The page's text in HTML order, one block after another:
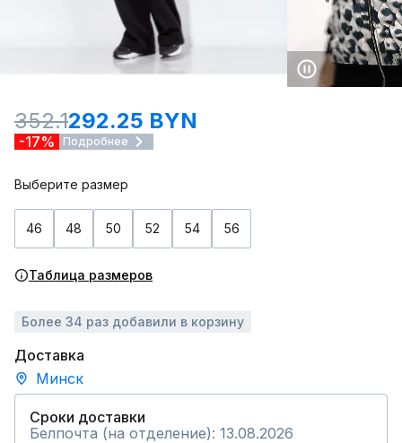
352.1292.25 BYN
-17% Подробнее
Выберите размер
46 48 50 52 54 56
Таблица размеров
Более 34 раз добавили в корзину
Доставка
Минск
Сроки доставки
Белпочта (на отделение): 13.08.2026